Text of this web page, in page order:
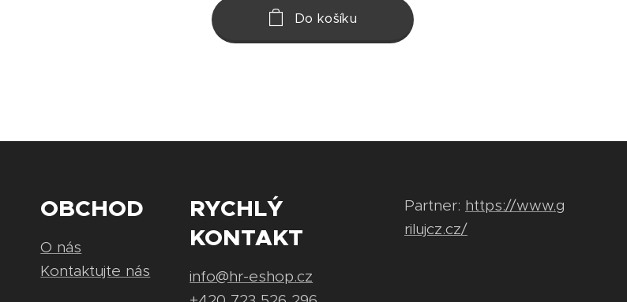
Do košíku
OBCHOD
O nás
Kontaktujte nás
RYCHLÝ
KONTAKT
info@hr-eshop.cz
Partner: https://www.g
rilujcz.cz/